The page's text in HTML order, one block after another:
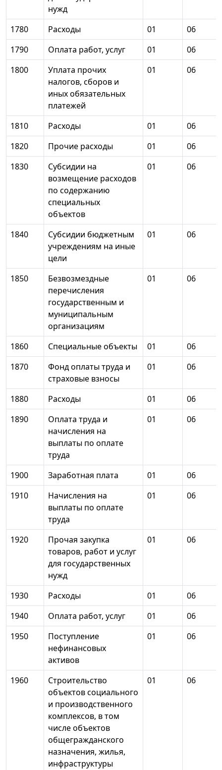
нужд
1780
Расходы 01
06
1790
Оплата работ, услуг 01
06
1800
Уплата прочих
налогов, сборов и
иных обязательных
платежей
01 06
1810 Расходы 01
06
1820
Прочие расходы 01
06
1830
Субсидии на
возмещение расходов
по содержанию
специальных
объектов
01 06
1840
Субсидии бюджетным
учреждениям на иные
цели
01 06
1850
Безвозмездные
перечисления
государственным и
муниципальным
организациям
01 06
1860 Специальные объекты 01
06
1870
Фонд оплаты труда и
страховые взносы
01 06
1880 Расходы 01
06
1890
Оплата труда и
начисления на
выплаты по оплате
труда
01 06
1900 Заработная плата 01
06
1910
Начисления на
выплаты по оплате
труда
01 06
1920
Прочая закупка
товаров, работ и услуг
для государственных
нужд
01 06
1930 Расходы 01
06
1940
Оплата работ, услуг 01
06
1950
Поступление
нефинансовых
активов
01 06
1960
Строительство
объектов социального
и производственного
комплексов, в том
числе объектов
общегражданского
назначения, жилья,
инфраструктуры
01 06